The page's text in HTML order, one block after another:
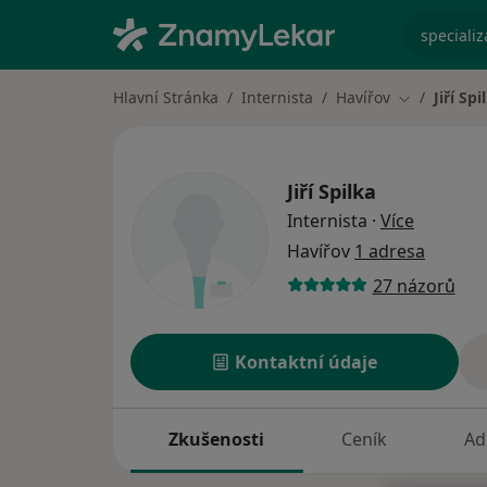
Hlavní Stránka Internista Havířov Změna
Jiří
Jiří Spilka
Internista · Více
Havířov 1 adresa
27 názorů
Kontaktní údaje
Zkušenosti Ceník